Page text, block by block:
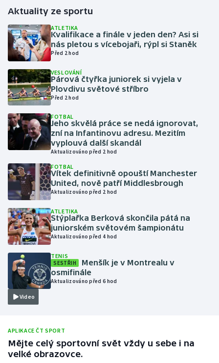
Golf
Gymnastika
Házená
Jezdectví
Judo
Krasobruslení
Lezení
Lyže a snowboard
Moderní pětiboj
Motorsport
Olympijské hry
Parasport
Plavání
Ragby
Aktuality ze sportu
ATLETIKA
Kvalifikace a finále v jeden den? Asi si
nás pletou s vícebojaři, rýpl si Staněk
Před 2 hod
VESLOVÁNÍ
Párová čtyřka juniorek si vyjela v
Plovdivu světové stříbro
Před 2 hod
FOTBAL
Jeho skvělá práce se nedá ignorovat,
zní na Infantinovu adresu. Mezitím
vyplouvá další skandál
Aktualizováno před 2 hod
FOTBAL
Vítek definitivně opouští Manchester
United, nově patří Middlesbrough
Aktualizováno před 2 hod
ATLETIKA
Stýplařka Berková skončila pátá na
juniorském světovém šampionátu
Aktualizováno před 4 hod
Video
TENIS
SESTŘIH
Menšík je v Montrealu v
osmifinále
Aktualizováno před 6 hod
APLIKACE ČT SPORT
Mějte celý sportovní svět vždy u sebe i na
velké obrazovce.